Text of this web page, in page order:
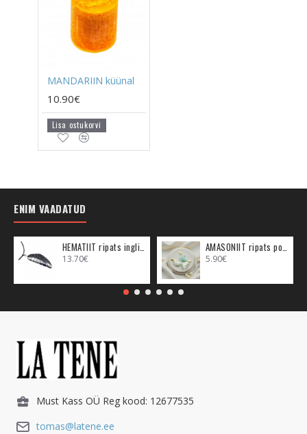
MANDARIIN küünal
10.90€
Lisa ostukorvi
ENIM VAADATUD
13.70€ 5.90€
Must Kass OÜ Reg kood: 12677535
tomas@latene.ee